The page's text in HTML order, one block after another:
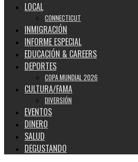
LOCAL
CONNECTICUT
INMIGRACIÓN
INFORME ESPECIAL
EDUCACIÓN & CAREERS
DEPORTES
COPA MUNDIAL 2026
CULTURA/FAMA
DIVERSIÓN
EVENTOS
DINERO
SALUD
DEGUSTANDO